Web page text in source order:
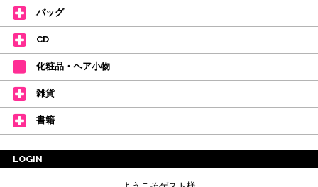
バッグ
CD
化粧品・ヘア小物
雑貨
書籍
LOGIN